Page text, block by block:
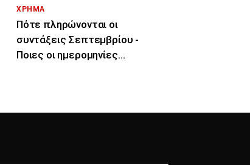
ΧΡΗΜΑ
Πότε πληρώνονται οι
συντάξεις Σεπτεμβρίου -
Ποιες οι ημερομηνίες